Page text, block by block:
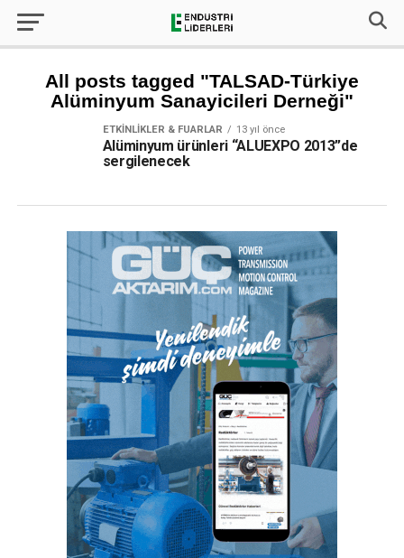
All posts tagged "TALSAD-Türkiye
Alüminyum Sanayicileri Derneği"
ETKINLIKLER & FUARLAR 13 yıl önce
Alüminyum ürünleri “ALUEXPO 2013”de
sergilenecek